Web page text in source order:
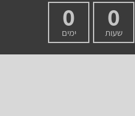
0
שעות
0
ימים